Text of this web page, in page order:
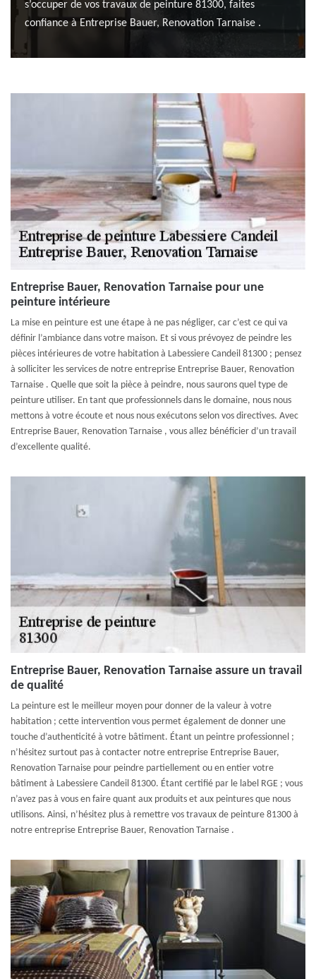
s’occuper de vos travaux de peinture 81300, faites
confiance à Entreprise Bauer, Renovation Tarnaise .
Entreprise Bauer, Renovation Tarnaise pour une
peinture intérieure
La mise en peinture est une étape à ne pas négliger, car c’est ce qui va
définir l’ambiance dans votre maison. Et si vous prévoyez de peindre les
pièces intérieures de votre habitation à Labessiere Candeil 81300 ; pensez
à solliciter les services de notre entreprise Entreprise Bauer, Renovation
Tarnaise . Quelle que soit la pièce à peindre, nous saurons quel type de
peinture utiliser. En tant que professionnels dans le domaine, nous nous
mettons à votre écoute et nous nous exécutons selon vos directives. Avec
Entreprise Bauer, Renovation Tarnaise , vous allez bénéficier d’un travail
d’excellente qualité.
Entreprise Bauer, Renovation Tarnaise assure un travail
de qualité
La peinture est le meilleur moyen pour donner de la valeur à votre
habitation ; cette intervention vous permet également de donner une
touche d’authenticité à votre bâtiment. Étant un peintre professionnel ;
n’hésitez surtout pas à contacter notre entreprise Entreprise Bauer,
Renovation Tarnaise pour peindre partiellement ou en entier votre
bâtiment à Labessiere Candeil 81300. Étant certifié par le label RGE ; vous
n’avez pas à vous en faire quant aux produits et aux peintures que nous
utilisons. Ainsi, n’hésitez plus à remettre vos travaux de peinture 81300 à
notre entreprise Entreprise Bauer, Renovation Tarnaise .